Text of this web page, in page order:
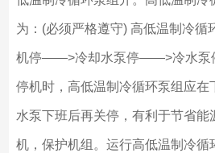
为：(必须严格遵守) 高低温制冷
机停——>冷却水泵停——>冷水泵
停机时，高低温制冷循环泵组应在
水泵下班后再关停，有利于节省能
机，保护机组。运行高低温制冷循